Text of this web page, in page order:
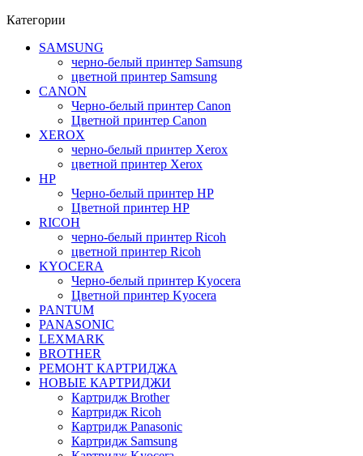
Категории
SAMSUNG
черно-белый принтер Samsung
цветной принтер Samsung
CANON
Черно-белый принтер Canon
Цветной принтер Canon
XEROX
черно-белый принтер Xerox
цветной принтер Xerox
HP
Черно-белый принтер HP
Цветной принтер HP
RICOH
черно-белый принтер Ricoh
цветной принтер Ricoh
KYOCERA
Черно-белый принтер Kyocera
Цветной принтер Kyocera
PANTUM
PANASONIC
LEXMARK
BROTHER
РЕМОНТ КАРТРИДЖА
НОВЫЕ КАРТРИДЖИ
Картридж Brother
Картридж Ricoh
Картридж Panasonic
Картридж Samsung